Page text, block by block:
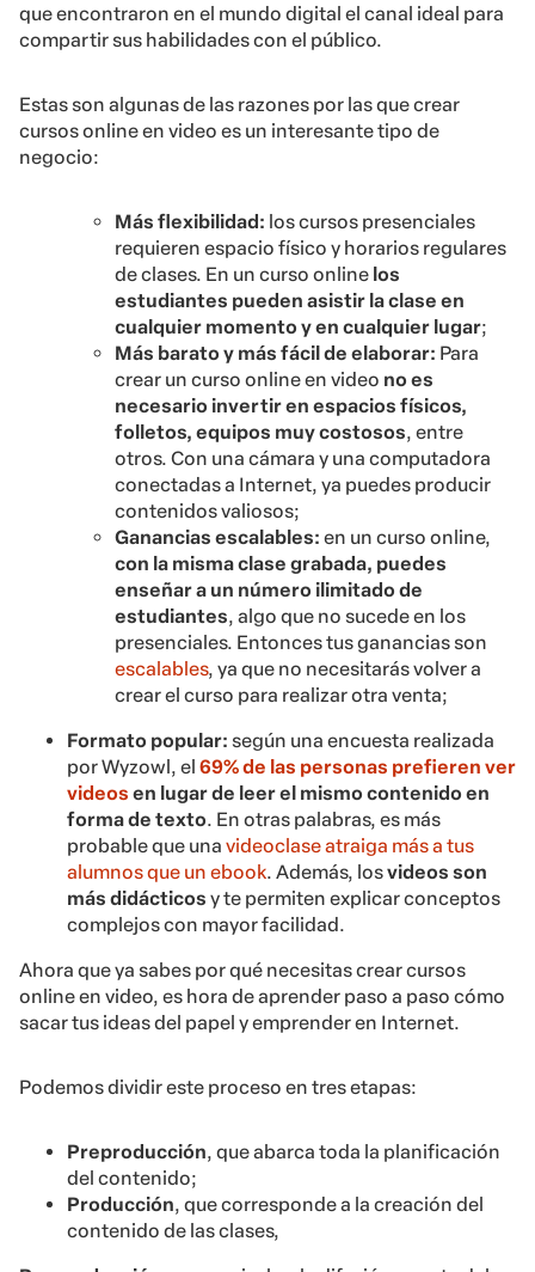
que encontraron en el mundo digital el canal ideal para
compartir sus habilidades con el público.
Estas son algunas de las razones por las que crear
cursos online en video es un interesante tipo de
negocio:
Más flexibilidad: los cursos presenciales
requieren espacio físico y horarios regulares
de clases. En un curso online los
estudiantes pueden asistir la clase en
cualquier momento y en cualquier lugar;
Más barato y más fácil de elaborar: Para
crear un curso online en video no es
necesario invertir en espacios físicos,
folletos, equipos muy costosos, entre
otros. Con una cámara y una computadora
conectadas a Internet, ya puedes producir
contenidos valiosos;
Ganancias escalables: en un curso online,
con la misma clase grabada, puedes
enseñar a un número ilimitado de
estudiantes, algo que no sucede en los
presenciales. Entonces tus ganancias son
escalables, ya que no necesitarás volver a
crear el curso para realizar otra venta;
Formato popular: según una encuesta realizada
por Wyzowl, el 69% de las personas prefieren ver
videos en lugar de leer el mismo contenido en
forma de texto. En otras palabras, es más
probable que una videoclase atraiga más a tus
alumnos que un ebook. Además, losvideos son
más didácticos y te permiten explicar conceptos
complejos con mayor facilidad.
Ahora que ya sabes por qué necesitas crear cursos
online en video, es hora de aprender paso a paso cómo
sacar tus ideas del papel y emprender en Internet.
Podemos dividir este proceso en tres etapas:
Preproducción, que abarca toda la planificación
del contenido;
Producción, que corresponde a la creación del
contenido de las clases,